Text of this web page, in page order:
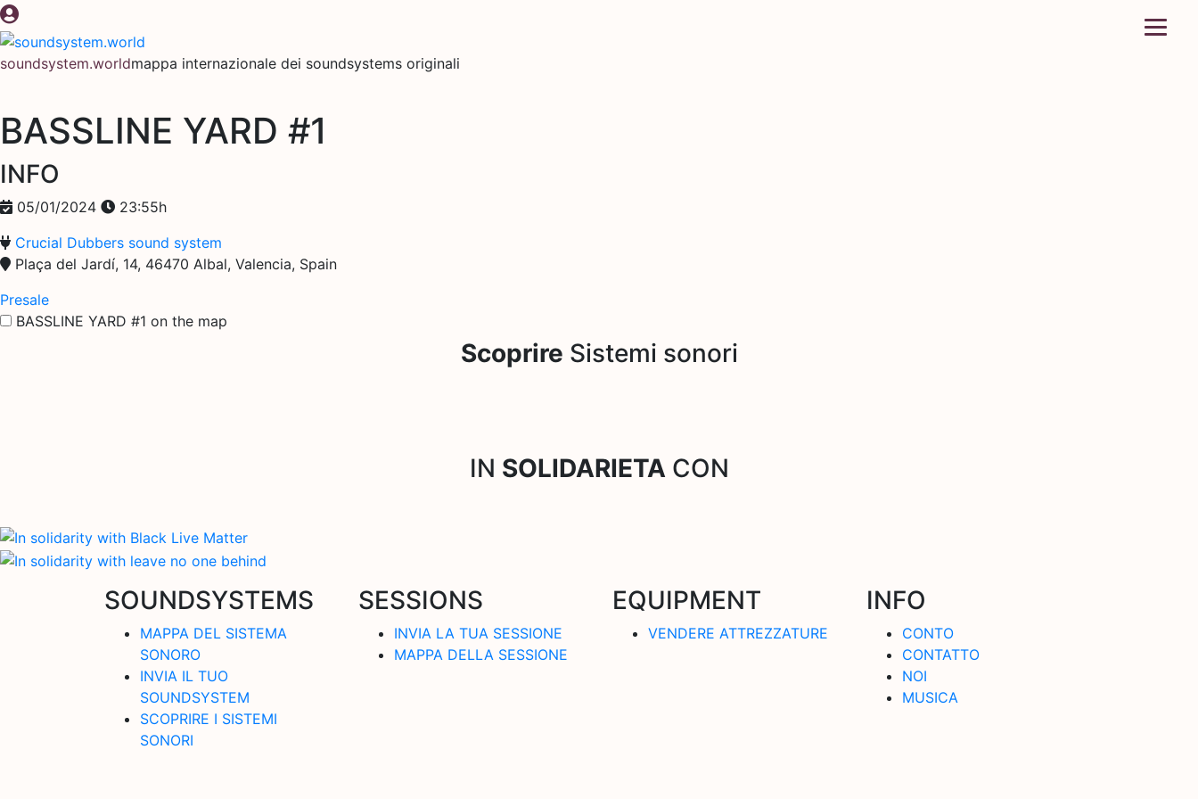
Salta
al
contenuto
soundsystem.worldmappa internazionale dei soundsystems originali
BASSLINE YARD #1
INFO
05/01/2024
23:55h
Crucial Dubbers sound system
Plaça del Jardí, 14, 46470 Albal, Valencia, Spain
Presale
BASSLINE YARD #1 on the map
Scoprire Sistemi sonori
IN SOLIDARIETA CON
SOUNDSYSTEMS
MAPPA DEL SISTEMA
SONORO
INVIA IL TUO
SOUNDSYSTEM
SCOPRIRE I SISTEMI
SONORI
SESSIONS
INVIA LA TUA SESSIONE
MAPPA DELLA SESSIONE
EQUIPMENT
VENDERE ATTREZZATURE
INFO
CONTO
CONTATTO
NOI
MUSICA